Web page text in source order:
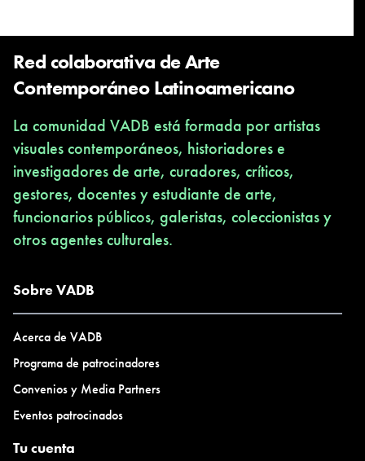
Red colaborativa de Arte
Contemporáneo Latinoamericano
La comunidad VADB está formada por artistas
visuales contemporáneos, historiadores e
investigadores de arte, curadores, críticos,
gestores, docentes y estudiante de arte,
funcionarios públicos, galeristas, coleccionistas y
otros agentes culturales.
Sobre VADB
Acerca de VADB
Programa de patrocinadores
Convenios y Media Partners
Eventos patrocinados
Tu cuenta